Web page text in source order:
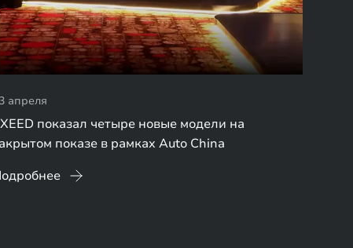
апреля
показал четыре новые модели на
показе в рамках Auto China